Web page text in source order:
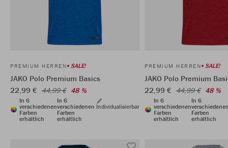
PREMIUM HERREN SALE!
JAKO Polo Premium Basics
22,99 € 44,99 € 48 %
In 6
verschiedenen
Farben
erhältlich
In 6
verschiedenen
Farben
erhältlich
Individualisierbar
PREMIUM HERREN SALE!
JAKO Polo Premium
22,99 € 44,99 € 48 %
In 6
verschiedenen
Farben
erhältlich
In 6
Farben
erhältlich